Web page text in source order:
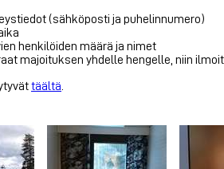
(sähköposti ja puhelinnumero)
henkilöiden määrä ja nimet
majoituksen yhdelle hengelle, niin
täältä